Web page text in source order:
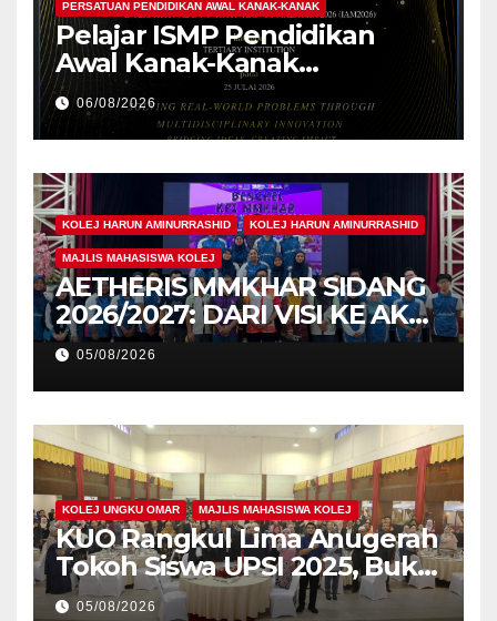
PERSATUAN PENDIDIKAN AWAL KANAK-KANAK
Pelajar ISMP Pendidikan
Awal Kanak-Kanak
Cemerlang Raih
Pengiktirafan Antarabangsa
di IAM2026
06/08/2026
KOLEJ HARUN AMINURRASHID KOLEJ HARUN AMINURRASHID
MAJLIS MAHASISWA KOLEJ
AETHERIS MMKHAR SIDANG
2026/2027: DARI VISI KE AKSI,
MEMBINA LEGASI GENERASI
PEMIMPIN
05/08/2026
KOLEJ UNGKU OMAR MAJLIS MAHASISWA KOLEJ
KUO Rangkul Lima Anugerah
Tokoh Siswa UPSI 2025, Bukti
Kecemerlangan Mahasiswa
05/08/2026